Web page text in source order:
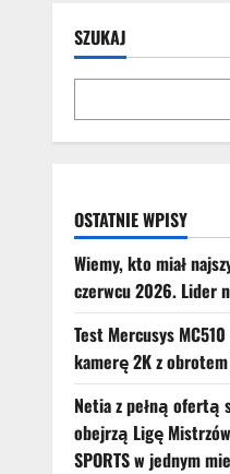
SZUKAJ
OSTATNIE WPISY
Wiemy, kto miał
czerwcu 2026. Lider
Test Mercusys
kamerę 2K z
Netia z pełną ofertą
obejrzą Ligę
SPORTS w jednym